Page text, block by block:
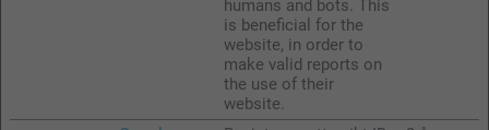
humans and bots. This
is beneficial for the
website, in order to
make valid reports on
the use of their
website.